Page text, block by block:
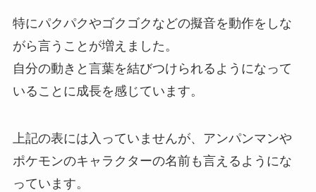
特にパクパクやゴクゴクなどの擬音を動作をしな
がら言うことが増えました。
自分の動きと言葉を結びつけられるようになって
いることに成長を感じています。
上記の表には入っていませんが、アンパンマンや
ポケモンのキャラクターの名前も言えるようにな
っています。